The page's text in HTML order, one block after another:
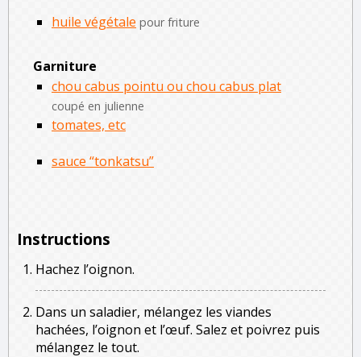
huile végétale pour friture
Garniture
chou cabus pointu ou chou cabus plat
coupé en julienne
tomates, etc
sauce “tonkatsu”
Instructions
Hachez l’oignon.
Dans un saladier, mélangez les viandes
hachées, l’oignon et l’œuf. Salez et poivrez puis
mélangez le tout.